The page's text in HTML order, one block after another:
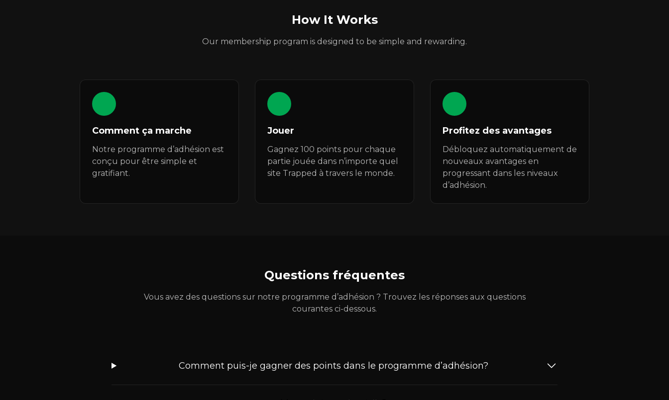
How It Works
Our membership program is designed to be simple and rewarding.
Comment ça marche
Notre programme d’adhésion est
conçu pour être simple et
gratifiant.
Jouer
Gagnez 100 points pour chaque
partie jouée dans n’importe quel
site Trapped à travers le monde.
Profitez des avantages
Débloquez automatiquement de
nouveaux avantages en
progressant dans les niveaux
d’adhésion.
Questions fréquentes
Vous avez des questions sur notre programme d’adhésion ? Trouvez les réponses aux questions
courantes ci-dessous.
Comment puis-je gagner des points dans le programme d’adhésion?